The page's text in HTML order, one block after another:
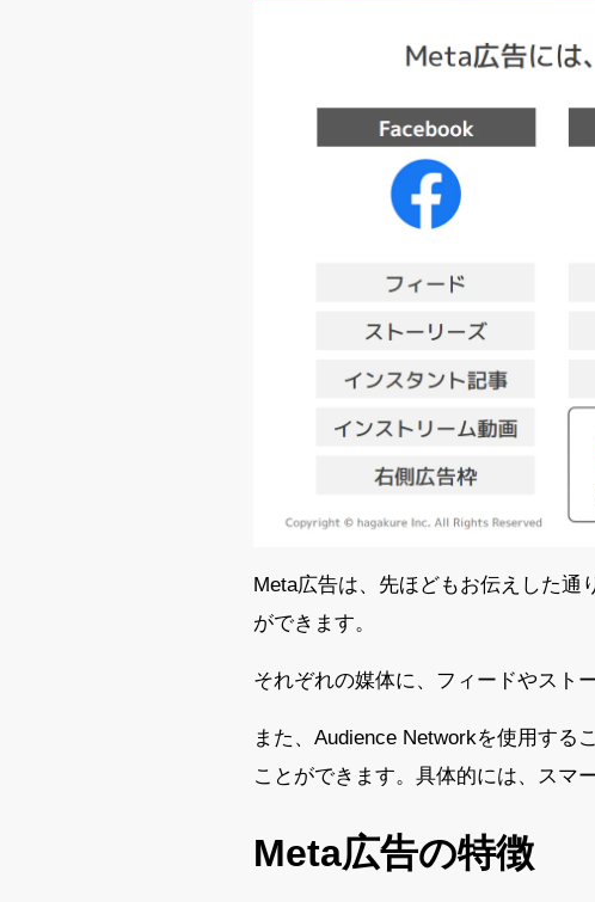
Meta広告は、先ほどもお伝えした通
ができます。
それぞれの媒体に、フィードやスト
また、Audience Networkを使用する
ことができます。具体的には、スマ
Meta広告の特徴